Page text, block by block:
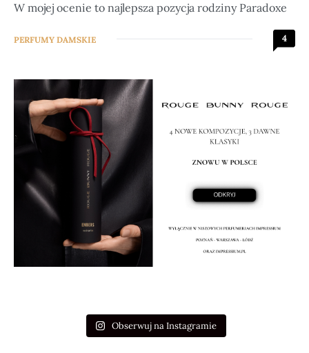
W mojej ocenie to najlepsza pozycja rodziny Paradoxe
PERFUMY DAMSKIE 4
Obserwuj na Instagramie